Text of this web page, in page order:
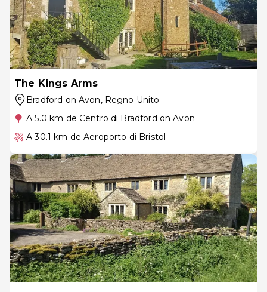
The Kings Arms
Bradford on Avon, Regno Unito
A 5.0 km de Centro di Bradford on Avon
A 30.1 km de Aeroporto di Bristol